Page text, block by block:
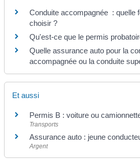
Conduite accompagnée : quelle
choisir ?
Qu'est-ce que le permis
Quelle assurance auto pour la
accompagnée ou la conduite
Et aussi
Permis B : voiture ou
Transports
Assurance auto : jeune
Argent